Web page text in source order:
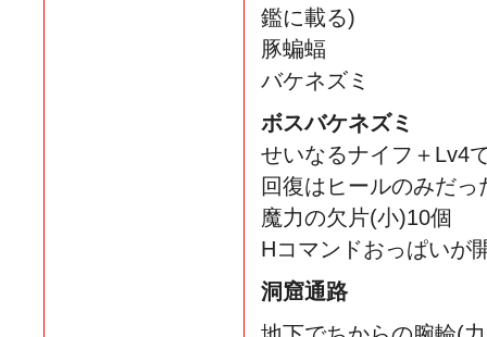
鑑に載る)
豚蝙蝠
バケネズミ
ボスバケネズミ
せいなるナイフ＋Lv4
回復はヒールのみだっ
魔力の欠片(小)10個
Hコマンドおっぱいが
洞窟通路